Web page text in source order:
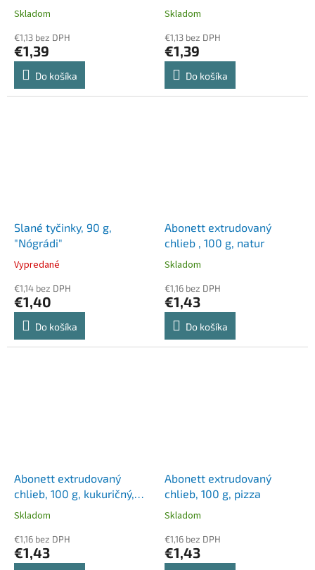
Skladom
€1,13 bez DPH
€1,39
Do košíka
Skladom
€1,13 bez DPH
€1,39
Do košíka
Slané tyčinky, 90 g,
"Nógrádi"
Vypredané
€1,14 bez DPH
€1,40
Do košíka
Abonett extrudovaný
chlieb , 100 g, natur
Skladom
€1,16 bez DPH
€1,43
Do košíka
Abonett extrudovaný
chlieb, 100 g, kukuričný,
bezlepkový
Skladom
€1,16 bez DPH
€1,43
Abonett extrudovaný
chlieb, 100 g, pizza
Skladom
€1,16 bez DPH
€1,43